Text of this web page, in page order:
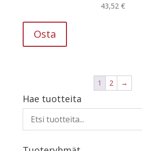
43,52 €
Osta
1 2 →
Hae tuotteita